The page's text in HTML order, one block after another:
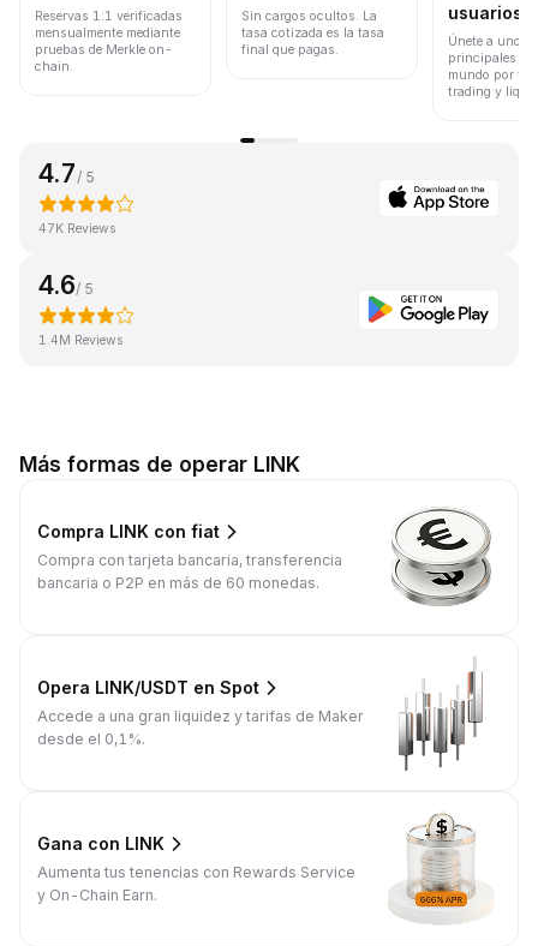
Reservas 1:1 verificadas
mensualmente mediante
pruebas de Merkle on-
chain.
Sin cargos ocultos. La
tasa cotizada es la tasa
final que pagas.
usuarios
Únete a uno
principales
mundo por
trading y
4.7 / 5
47K Reviews
4.6/ 5
1.4M Reviews
Más formas de operar LINK
Compra LINK con fiat
Compra con tarjeta bancaria, transferencia
bancaria o P2P en más de 60 monedas.
Opera LINK/USDT en Spot
Accede a una gran liquidez y tarifas de Maker
desde el 0,1%.
Gana con LINK
Aumenta tus tenencias con Rewards Service
y On-Chain Earn.